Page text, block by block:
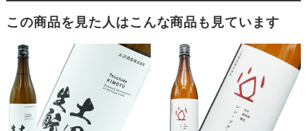
この商品を見た人はこんな商品も見ています